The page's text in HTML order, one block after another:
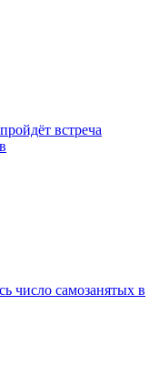
встреча
число самозанятых в